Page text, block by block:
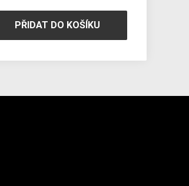
PŘIDAT DO KOŠÍKU